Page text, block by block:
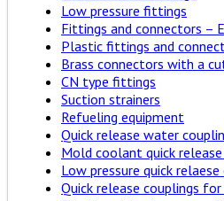
Low pressure fittings
Fittings and connectors –
Plastic fittings and
Brass connectors with a
CN type fittings
Suction strainers
Refueling equipment
Quick release water
Mold coolant quick
Low pressure quick relaese
Quick release couplings